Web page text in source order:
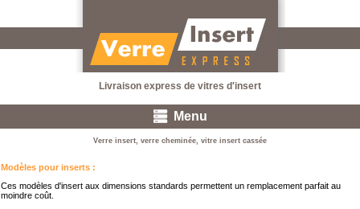
Livraison express de vitres d'insert
Menu
Verre insert, verre cheminée, vitre insert cassée
Modèles pour inserts :
Ces modèles d'insert aux dimensions standards permettent un remplacement parfait au
moindre coût.